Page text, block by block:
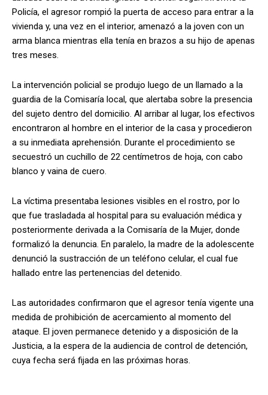
Policía, el agresor rompió la puerta de acceso para entrar a la
vivienda y, una vez en el interior, amenazó a la joven con un
arma blanca mientras ella tenía en brazos a su hijo de apenas
tres meses.
La intervención policial se produjo luego de un llamado a la
guardia de la Comisaría local, que alertaba sobre la presencia
del sujeto dentro del domicilio. Al arribar al lugar, los efectivos
encontraron al hombre en el interior de la casa y procedieron
a su inmediata aprehensión. Durante el procedimiento se
secuestró un cuchillo de 22 centímetros de hoja, con cabo
blanco y vaina de cuero.
La víctima presentaba lesiones visibles en el rostro, por lo
que fue trasladada al hospital para su evaluación médica y
posteriormente derivada a la Comisaría de la Mujer, donde
formalizó la denuncia. En paralelo, la madre de la adolescente
denunció la sustracción de un teléfono celular, el cual fue
hallado entre las pertenencias del detenido.
Las autoridades confirmaron que el agresor tenía vigente una
medida de prohibición de acercamiento al momento del
ataque. El joven permanece detenido y a disposición de la
Justicia, a la espera de la audiencia de control de detención,
cuya fecha será fijada en las próximas horas.